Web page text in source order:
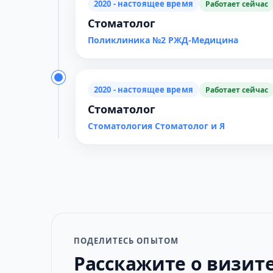
2020 - настоящее время Работает сейчас
Стоматолог
Поликлиника №2 РЖД-Медицина
2020 - настоящее время Работает сейчас
Стоматолог
Стоматология Стоматолог и Я
ПОДЕЛИТЕСЬ ОПЫТОМ
Расскажите о